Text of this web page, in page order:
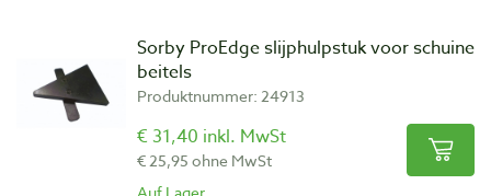
Sorby ProEdge slijphulpstuk voor schuine
beitels
Produktnummer: 24913
€ 31,40 inkl. MwSt
€ 25,95 ohne MwSt